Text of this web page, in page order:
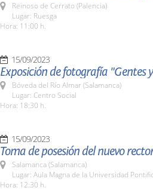
Reinoso de Cerrato (Palencia)
Lugar: Ruesga
Hora: 11:00 h.
15/09/2023
Exposición de fotografía "Gentes
Bóveda del Río Almar (Salamanca)
Lugar: Centro Social
Hora: 18:30 h.
15/09/2023
Toma de posesión del nuevo
Salamanca (Salamanca)
Lugar: Aula Magna de la Universidad
Hora: 12:30 h.